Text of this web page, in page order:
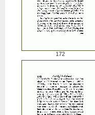
172